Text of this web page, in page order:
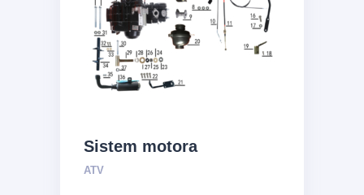
Sistem motora
ATV